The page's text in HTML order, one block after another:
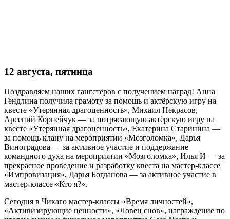
12 августа, пятница
Поздравляем наших гангстеров с получением наград! Анна
Гендлина получила грамоту за помощь и актёрскую игру на
квесте «Утерянная драгоценность», Михаил Некрасов,
Арсений Корнейчук — за потрясающую актёрскую игру на
квесте «Утерянная драгоценность», Екатерина Старинина —
за помощь клану на мероприятии «Мозголомка», Дарья
Виноградова — за активное участие и поддержание
командного духа на мероприятии «Мозголомка», Илья И — за
прекрасное проведение и разработку квеста на мастер-классе
«Импровизация», Дарья Богданова — за активное участие в
мастер-классе «Кто я?».
Сегодня в Чикаго мастер-классы «Время личностей»,
«Активизирующие ценности», «Ловец снов», награждение по